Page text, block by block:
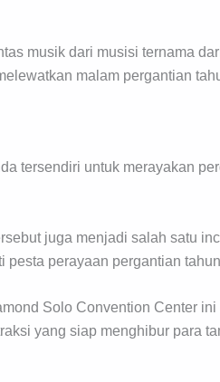
musik dari musisi ternama
malam pergantian
tersendiri untuk merayakan
juga menjadi salah satu
perayaan pergantian
Solo Convention Center
yang siap menghibur para